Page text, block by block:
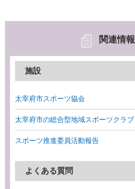
関連情報
施設
太宰府市スポーツ協会
太宰府市の総合型地域スポーツクラブ
スポーツ推進委員活動報告
よくある質問